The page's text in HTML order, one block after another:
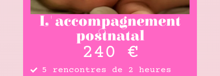
L'accompagnement
postnatal
240 €
5 rencontres de 2 heures